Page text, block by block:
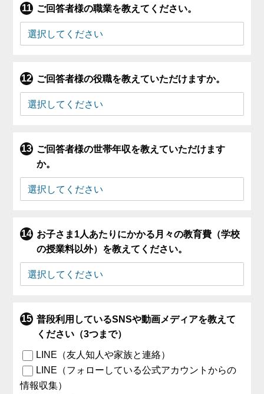
ご回答者様の職業を教えてください。
ご回答者様の役職を教えていただけますか。
ご回答者様の世帯年収を教えていただけます
か。
お子さま1人あたりにかかる月々の教育費（学校
の授業料以外）を教えてください。
普段利用しているSNSや動画メディアを教えて
ください（3つまで）
LINE（友人知人や家族と連絡）
LINE（フォローしている公式アカウントからの
情報収集）